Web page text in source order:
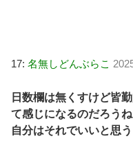
17: 名無しどんぶらこ
日数欄は無くすけど皆
て感じになるのだろうね
自分はそれでいいと思う